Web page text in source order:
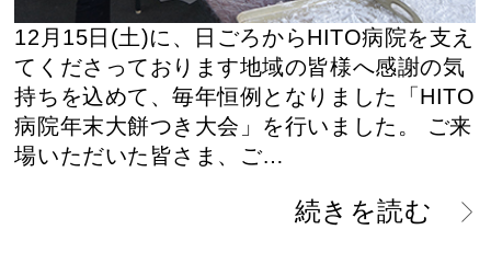
12月15日(土)に、日ごろからHITO病院を支え
てくださっております地域の皆様へ感謝の気
持ちを込めて、毎年恒例となりました「HITO
病院年末大餅つき大会」を行いました。 ご来
場いただいた皆さま、ご…
続きを読む